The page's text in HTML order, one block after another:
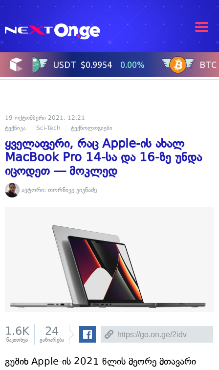
19 ოქტომბერი 2021, 12:21
ტექნიკა
Sci-Tech ტექნოლოგიები
ყველაფერი, რაც Apple-ის ახალ
MacBook Pro 14-სა და 16-ზე უნდა
იცოდეთ — მოკლედ
ავტორი: თორნიკე კიკნაძე
1.6K
წაკითხვა
24
გაზიარება
გუშინ Apple-ის 2021 წლის მეორე მთავარი